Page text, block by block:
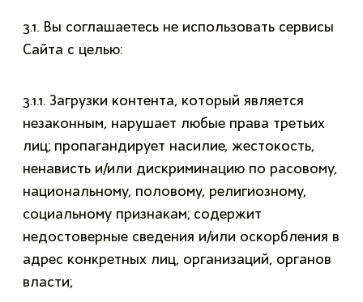
3.1. Вы соглашаетесь не использовать сервисы
Сайта с целью:
3.1.1. Загрузки контента, который является
незаконным, нарушает любые права третьих
лиц; пропагандирует насилие, жестокость,
ненависть и/или дискриминацию по расовому,
национальному, половому, религиозному,
социальному признакам; содержит
недостоверные сведения и/или оскорбления в
адрес конкретных лиц, организаций, органов
власти;